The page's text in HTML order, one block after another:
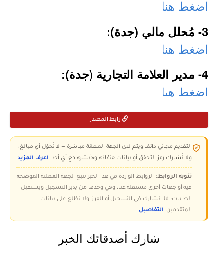
اضغط هنا
3- مُحلل مالي (جدة):
اضغط هنا
4- مدير العلامة التجارية (جدة):
اضغط هنا
رابط المصدر
التقديم مجاني دائمًا ويتم لدى الجهة المعلنة مباشرة — لا تُحوّل أي مبالغ،
ولا تُشارك رمز التحقق أو بيانات «نفاذ» و«أبشر» مع أي أحد. اعرف المزيد
تنويه الروابط: الروابط الواردة في هذا الخبر تتبع الجهة المعلنة الموضحة
فيه أو جهات أخرى مستقلة عنا، وهي وحدها من يدير التسجيل ويستقبل
الطلبات؛ فلا نشارك في التسجيل أو الفرز، ولا نطّلع على بيانات
المتقدمين. التفاصيل
شارك أصدقائك الخبر